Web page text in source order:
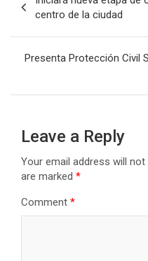
navigation
centro de la ciudad
Presenta Protección Civil
Leave a Reply
Your email address will not
are marked *
Comment *